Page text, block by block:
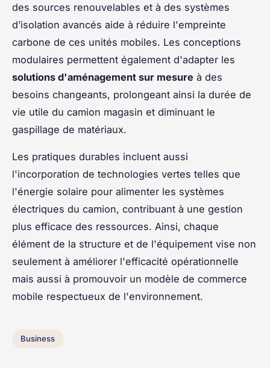
des sources renouvelables et à des systèmes
d’isolation avancés aide à réduire l'empreinte
carbone de ces unités mobiles. Les conceptions
modulaires permettent également d'adapter les
solutions d'aménagement sur mesure à des
besoins changeants, prolongeant ainsi la durée de
vie utile du camion magasin et diminuant le
gaspillage de matériaux.
Les pratiques durables incluent aussi
l'incorporation de technologies vertes telles que
l'énergie solaire pour alimenter les systèmes
électriques du camion, contribuant à une gestion
plus efficace des ressources. Ainsi, chaque
élément de la structure et de l'équipement vise non
seulement à améliorer l'efficacité opérationnelle
mais aussi à promouvoir un modèle de commerce
mobile respectueux de l'environnement.
Business